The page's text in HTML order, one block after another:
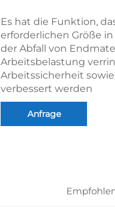
Es hat die Funktion,
erforderlichen Größe
der Abfall von
Arbeitsbelastung
Arbeitssicherheit
verbessert werden
Anfrage